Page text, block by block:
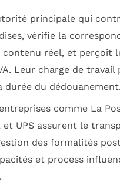
principale qui
vérifie la
réel, et perçoit
Leur charge de travail
du
comme La
et UPS assurent le
des formalités
et process